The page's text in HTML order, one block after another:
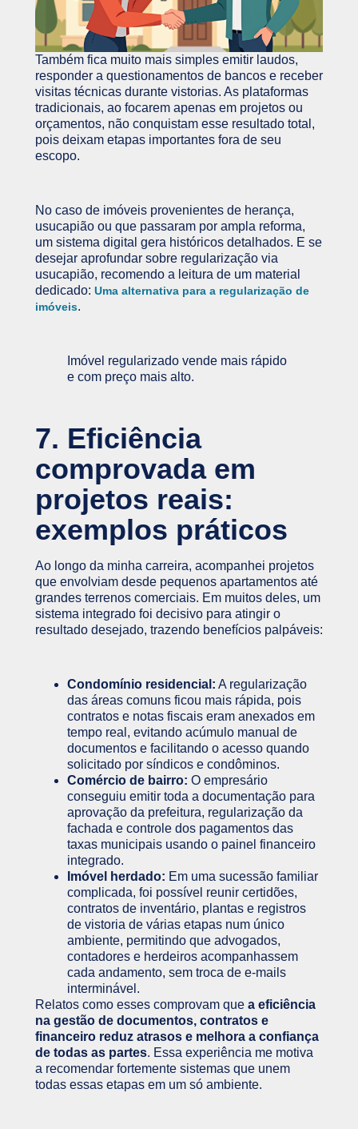
Também fica muito mais simples emitir laudos,
responder a questionamentos de bancos e receber
visitas técnicas durante vistorias. As plataformas
tradicionais, ao focarem apenas em projetos ou
orçamentos, não conquistam esse resultado total,
pois deixam etapas importantes fora de seu
escopo.
No caso de imóveis provenientes de herança,
usucapião ou que passaram por ampla reforma,
um sistema digital gera históricos detalhados. E se
desejar aprofundar sobre regularização via
usucapião, recomendo a leitura de um material
dedicado: Uma alternativa para a regularização de
imóveis.
Imóvel regularizado vende mais rápido
e com preço mais alto.
7. Eficiência
comprovada em
projetos reais:
exemplos práticos
Ao longo da minha carreira, acompanhei projetos
que envolviam desde pequenos apartamentos até
grandes terrenos comerciais. Em muitos deles, um
sistema integrado foi decisivo para atingir o
resultado desejado, trazendo benefícios palpáveis:
Condomínio residencial: A regularização
das áreas comuns ficou mais rápida, pois
contratos e notas fiscais eram anexados em
tempo real, evitando acúmulo manual de
documentos e facilitando o acesso quando
solicitado por síndicos e condôminos.
Comércio de bairro: O empresário
conseguiu emitir toda a documentação para
aprovação da prefeitura, regularização da
fachada e controle dos pagamentos das
taxas municipais usando o painel financeiro
integrado.
Imóvel herdado: Em uma sucessão familiar
complicada, foi possível reunir certidões,
contratos de inventário, plantas e registros
de vistoria de várias etapas num único
ambiente, permitindo que advogados,
contadores e herdeiros acompanhassem
cada andamento, sem troca de e-mails
interminável.
Relatos como esses comprovam que a eficiência
na gestão de documentos, contratos e
financeiro reduz atrasos e melhora a confiança
de todas as partes. Essa experiência me motiva
a recomendar fortemente sistemas que unem
todas essas etapas em um só ambiente.